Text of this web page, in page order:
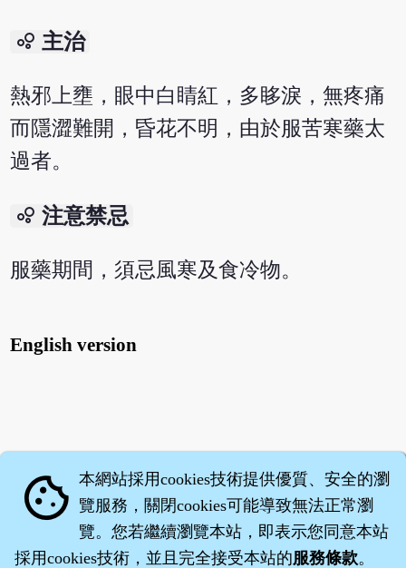
bubble_chart 主治
熱邪上壅，眼中白睛紅，多眵淚，無疼痛
而隱澀難開，昏花不明，由於服苦寒藥太
過者。
bubble_chart 注意禁忌
服藥期間，須忌風寒及食冷物。
English version
cookie 本網站採用cookies技術提供優質、安全的瀏
覽服務，關閉cookies可能導致無法正常瀏
覽。您若繼續瀏覽本站，即表示您同意本站
採用cookies技術，並且完全接受本站的服務條款。